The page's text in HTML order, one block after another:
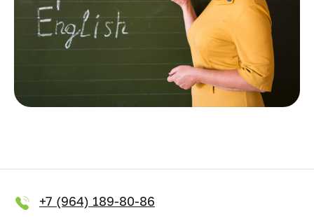
+7 (964) 189-80-86